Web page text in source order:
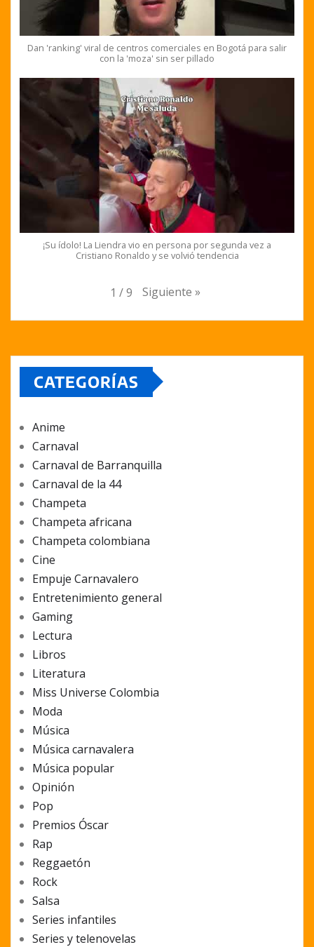
Dan 'ranking' viral de centros comerciales en Bogotá para salir
con la 'moza' sin ser pillado
¡Su ídolo! La Liendra vio en persona por segunda vez a
Cristiano Ronaldo y se volvió tendencia
1 / 9 Siguiente »
CATEGORÍAS
Anime
Carnaval
Carnaval de Barranquilla
Carnaval de la 44
Champeta
Champeta africana
Champeta colombiana
Cine
Empuje Carnavalero
Entretenimiento general
Gaming
Lectura
Libros
Literatura
Miss Universe Colombia
Moda
Música
Música carnavalera
Música popular
Opinión
Pop
Premios Óscar
Rap
Reggaetón
Rock
Salsa
Series infantiles
Series y telenovelas